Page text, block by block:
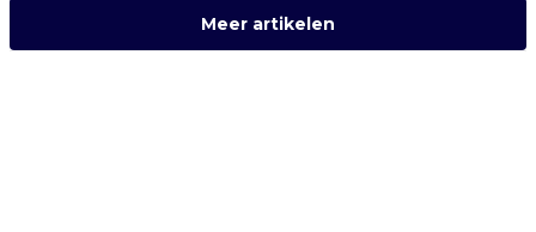
Meer artikelen